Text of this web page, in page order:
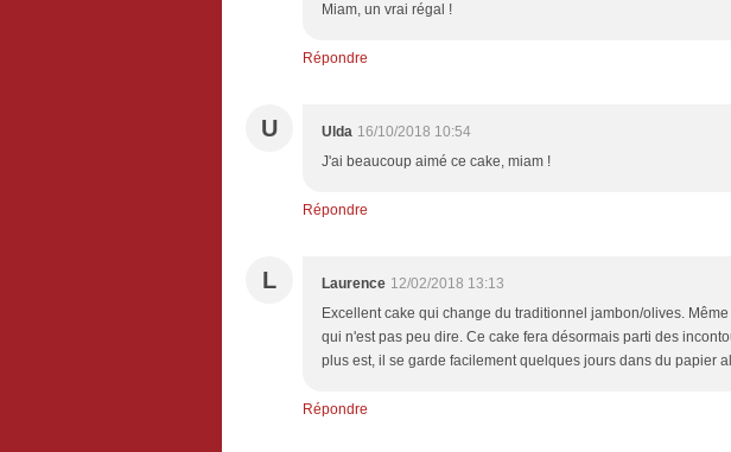
Miam, un vrai régal !
Répondre
U Ulda 16/10/2018 10:54
J'ai beaucoup aimé ce cake, miam !
Répondre
L Laurence 12/02/2018 13:13
Excellent cake qui change du traditionnel jambon/olives.
qui n'est pas peu dire. Ce cake fera désormais parti des
plus est, il se garde facilement quelques jours dans du papier
Répondre